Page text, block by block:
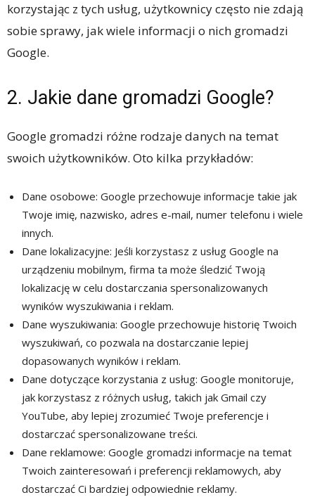
korzystając z tych usług, użytkownicy często nie zdają
sobie sprawy, jak wiele informacji o nich gromadzi
Google.
2. Jakie dane gromadzi Google?
Google gromadzi różne rodzaje danych na temat
swoich użytkowników. Oto kilka przykładów:
Dane osobowe: Google przechowuje informacje takie jak
Twoje imię, nazwisko, adres e-mail, numer telefonu i wiele
innych.
Dane lokalizacyjne: Jeśli korzystasz z usług Google na
urządzeniu mobilnym, firma ta może śledzić Twoją
lokalizację w celu dostarczania spersonalizowanych
wyników wyszukiwania i reklam.
Dane wyszukiwania: Google przechowuje historię Twoich
wyszukiwań, co pozwala na dostarczanie lepiej
dopasowanych wyników i reklam.
Dane dotyczące korzystania z usług: Google monitoruje,
jak korzystasz z różnych usług, takich jak Gmail czy
YouTube, aby lepiej zrozumieć Twoje preferencje i
dostarczać spersonalizowane treści.
Dane reklamowe: Google gromadzi informacje na temat
Twoich zainteresowań i preferencji reklamowych, aby
dostarczać Ci bardziej odpowiednie reklamy.